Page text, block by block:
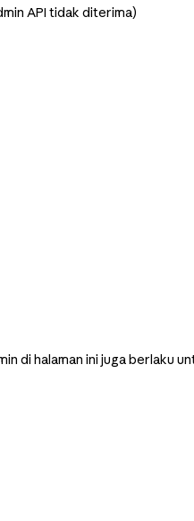
API tidak diterima)
di halaman ini juga berlaku